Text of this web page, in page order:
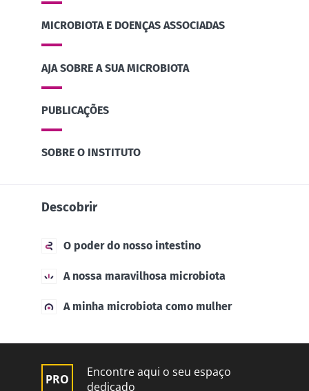
MICROBIOTA E DOENÇAS ASSOCIADAS
AJA SOBRE A SUA MICROBIOTA
PUBLICAÇÕES
SOBRE O INSTITUTO
Descobrir
O poder do nosso intestino
A nossa maravilhosa microbiota
A minha microbiota como mulher
Encontre aqui o seu espaço
dedicado